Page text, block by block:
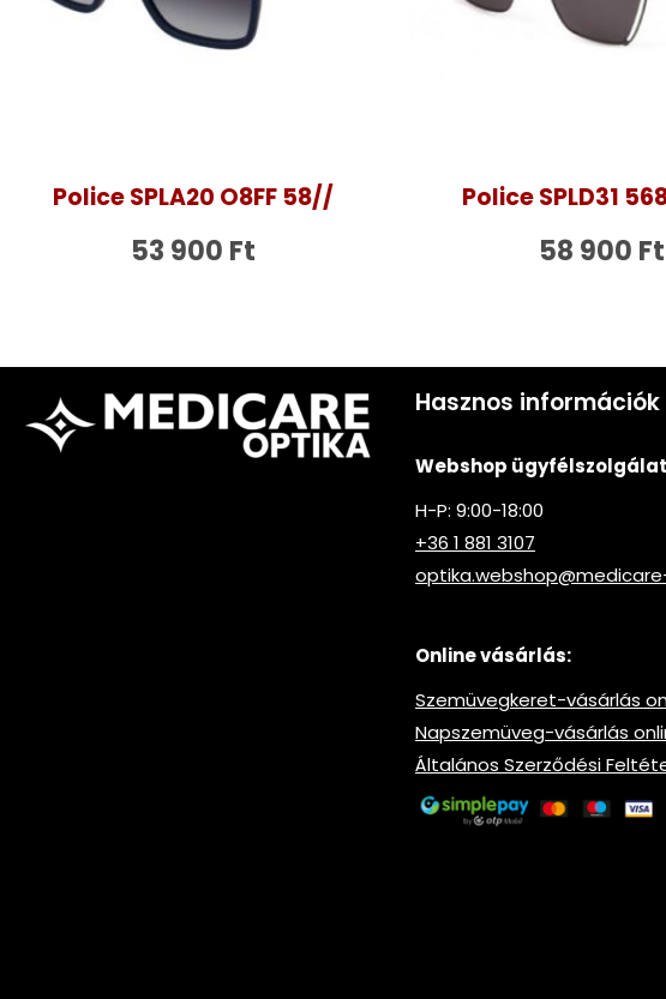
Police SPLA20 O8FF 58//
53 900 Ft
Police SPLD31
58 900 Ft
Hasznos információk
Webshop
H-P: 9:00-18:00
+36 1 881 3107
Online vásárlás:
Szemüvegkeret-vásárlás
Napszemüveg-vásárlás
Általános Szerződési